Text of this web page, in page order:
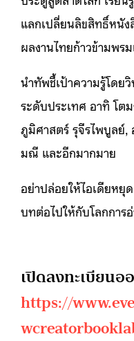
แลกเปลี่ยนลิขสิทธิ์หนัง
ผลงานไทยก้าวข้ามพร
นำทัพชี้เป้าความรู้โดย
ระดับประเทศ อาทิ โต
ภูมิศาสตร์ รุจีรไพบูลย์,
มณี และอีกมากมาย
อย่าปล่อยให้ไอเดียหยุ
บทต่อไปให้กับโลกการ
เปิดลงทะเบียนอ
https://